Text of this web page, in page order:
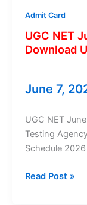
Ticket
Admit Card
UGC NET
Download
June 7,
UGC NET
Testing Agency
Schedule 2026
UGC
Read Post »